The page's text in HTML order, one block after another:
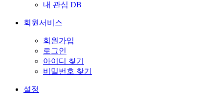
내 관심 DB
회원서비스
회원가입
로그인
아이디 찾기
비밀번호 찾기
설정